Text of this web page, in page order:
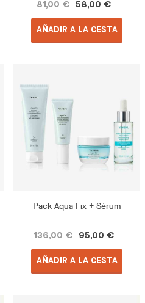
81,00 € 58,00 €
AÑADIR A LA CESTA
Pack Aqua Fix + Sérum
136,00 € 95,00 €
AÑADIR A LA CESTA